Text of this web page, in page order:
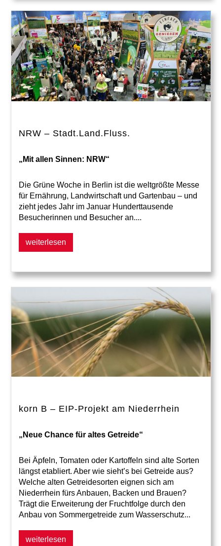
NRW – Stadt.Land.Fluss.
„Mit allen Sinnen: NRW“
Die Grüne Woche in Berlin ist die weltgrößte Messe
für Ernährung, Landwirtschaft und Gartenbau – und
zieht jedes Jahr im Januar Hunderttausende
Besucherinnen und Besucher an....
weiterlesen
korn B – EIP-Projekt am Niederrhein
„Neue Chance für altes Getreide“
Bei Äpfeln, Tomaten oder Kartoffeln sind alte Sorten
längst etabliert. Aber wie sieht’s bei Getreide aus?
Welche alten Getreidesorten eignen sich am
Niederrhein fürs Anbauen, Backen und Brauen?
Trägt die Erweiterung der Fruchtfolge durch den
Anbau von Sommergetreide zum Wasserschutz...
weiterlesen